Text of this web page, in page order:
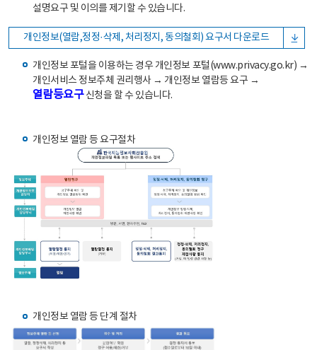
설명요구 및 이의를 제기할 수 있습니다.
개인정보(열람,정정·삭제, 처리정지, 동의철회) 요구서 다운로드
개인정보 포털을 이용하는 경우 개인정보 포털(www.privacy.go.kr) →
개인서비스 정보주체 권리행사 → 개인정보 열람등 요구 →
열람등요구신청을 할 수 있습니다.
개인정보 열람 등 요구절차
개인정보 열람 등 단계 절차